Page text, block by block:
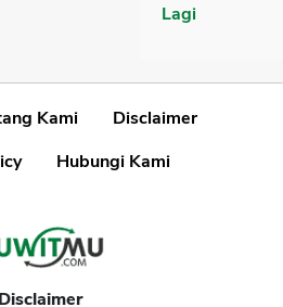
Lagi
Kami
Disclaimer
Hubungi Kami
Disclaimer